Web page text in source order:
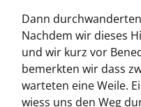
Dann
Nachdem wir dieses
und wir kurz vor
bemerkten wir dass
warteten eine Weile.
wiess uns den Weg